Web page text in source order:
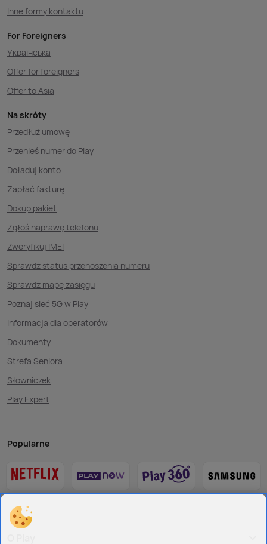
Inne formy kontaktu
For Foreigners
Українська
Offer for foreigners
Offer to Asia
Na skróty
Przedłuż umowę
Przenieś numer do Play
Doładuj konto
Zapłać fakturę
Dokup pakiet
Zgłoś naprawę telefonu
Zweryfikuj IMEI
Sprawdź status przenoszenia numeru
Sprawdź mapę zasięgu
Poznaj sieć 5G w Play
Informacja dla operatorów
Dokumenty
Strefa Seniora
Słowniczek
Play Expert
Popularne